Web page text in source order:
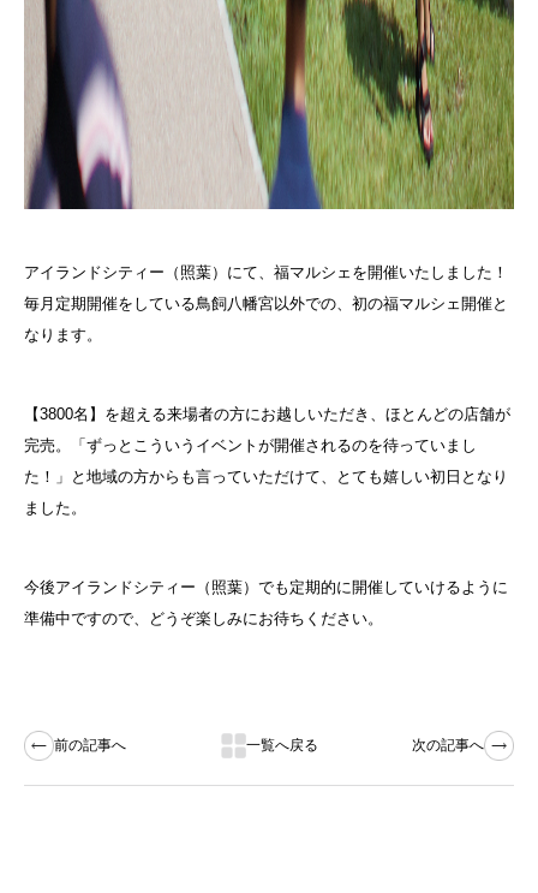
アイランドシティー（照葉）にて、福マルシェを開催いたしました！
毎月定期開催をしている鳥飼八幡宮以外での、初の福マルシェ開催と
なります。
【3800名】を超える来場者の方にお越しいただき、ほとんどの店舗が
完売。「ずっとこういうイベントが開催されるのを待っていまし
た！」と地域の方からも言っていただけて、とても嬉しい初日となり
ました。
今後アイランドシティー（照葉）でも定期的に開催していけるように
準備中ですので、どうぞ楽しみにお待ちください。
前の記事へ 一覧へ戻る 次の記事へ